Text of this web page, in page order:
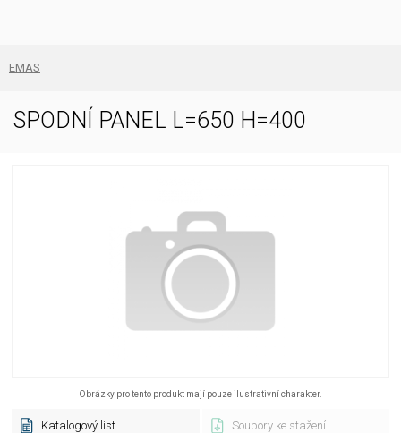
EMAS
SPODNÍ PANEL L=650 H=400
Obrázky pro tento produkt mají pouze ilustrativní charakter.
Katalogový list Soubory ke stažení